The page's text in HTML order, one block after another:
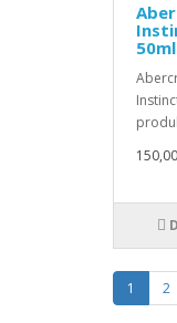
50ml
1 2